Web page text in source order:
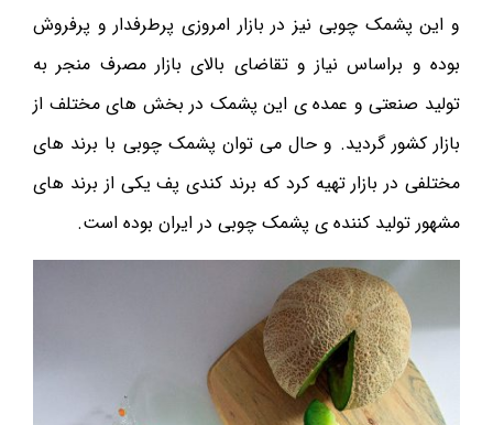
و این پشمک چوبی نیز در بازار امروزی پرطرفدار و پرفروش
بوده و براساس نیاز و تقاضای بالای بازار مصرف منجر به
تولید صنعتی و عمده ی این پشمک در بخش های مختلف از
بازار کشور گردید. و حال می توان پشمک چوبی با برند های
مختلفی در بازار تهیه کرد که برند کندی پف یکی از برند های
مشهور تولید کننده ی پشمک چوبی در ایران بوده است.